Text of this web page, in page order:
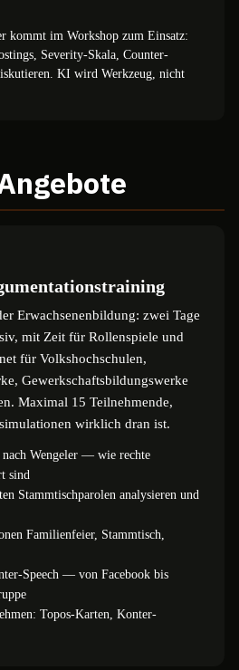
kommt im Workshop zum Einsatz:
Severity-Skala, Counter-
KI wird Werkzeug, nicht
Erwachsenenbildung: zwei Tage
mit Zeit für Rollenspiele und
für Volkshochschulen,
Gewerkschaftsbildungswerke
Maximal 15 Teilnehmende,
wirklich dran ist.
Wengeler — wie rechte
sind
Stammtischparolen analysieren und
Familienfeier, Stammtisch,
Speech — von Facebook bis
Topos-Karten, Konter-